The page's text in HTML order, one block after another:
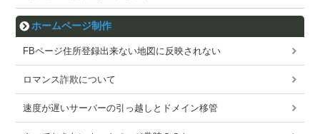
ホームページ制作
FBページ住所登録出来ない地図に反映されない
ロマンス詐欺について
速度が遅いサーバーの引っ越しとドメイン移管